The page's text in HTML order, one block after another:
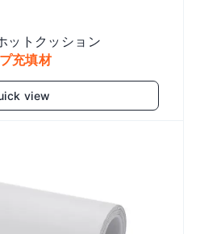
ットクッション
充填材
view